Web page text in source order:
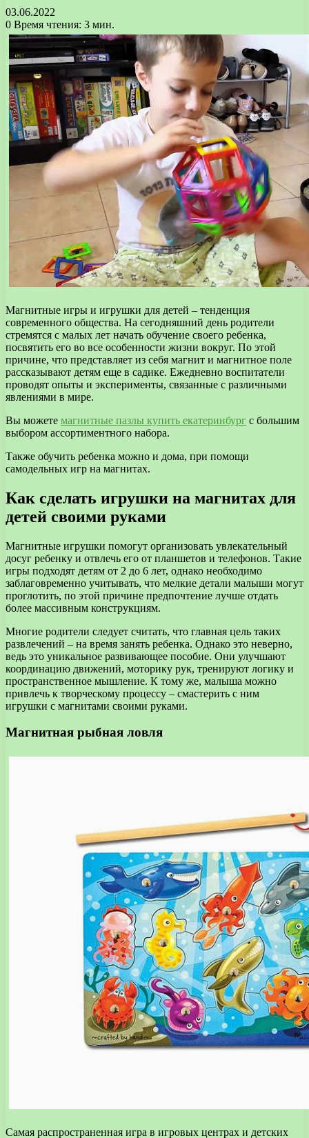
03.06.2022
0 Время чтения: 3 мин.
Магнитные игры и игрушки для детей – тенденция
современного общества. На сегодняшний день родители
стремятся с малых лет начать обучение своего ребенка,
посвятить его во все особенности жизни вокруг. По этой
причине, что представляет из себя магнит и магнитное поле
рассказывают детям еще в садике. Ежедневно воспитатели
проводят опыты и эксперименты, связанные с различными
явлениями в мире.
Вы можете магнитные пазлы купить екатеринбург с большим
выбором ассортиментного набора.
Также обучить ребенка можно и дома, при помощи
самодельных игр на магнитах.
Как сделать игрушки на магнитах для
детей своими руками
Магнитные игрушки помогут организовать увлекательный
досуг ребенку и отвлечь его от планшетов и телефонов. Такие
игры подходят детям от 2 до 6 лет, однако необходимо
заблаговременно учитывать, что мелкие детали малыши могут
проглотить, по этой причине предпочтение лучше отдать
более массивным конструкциям.
Многие родители следует считать, что главная цель таких
развлечений – на время занять ребенка. Однако это неверно,
ведь это уникальное развивающее пособие. Они улучшают
координацию движений, моторику рук, тренируют логику и
пространственное мышление. К тому же, малыша можно
привлечь к творческому процессу – смастерить с ним
игрушки с магнитами своими руками.
Магнитная рыбная ловля
Самая распространенная игра в игровых центрах и детских